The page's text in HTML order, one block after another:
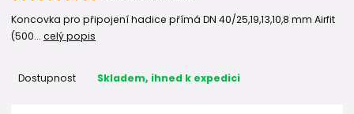
Koncovka pro připojení hadice přímá DN 40/25,19,13,10,8 mm Airfit
(500... celý popis
Dostupnost Skladem, ihned k expedici